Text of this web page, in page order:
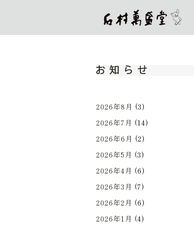
2026年8月 (3)
2026年7月 (14)
2026年6月 (2)
2026年5月 (3)
2026年4月 (6)
2026年3月 (7)
2026年2月 (6)
2026年1月 (4)